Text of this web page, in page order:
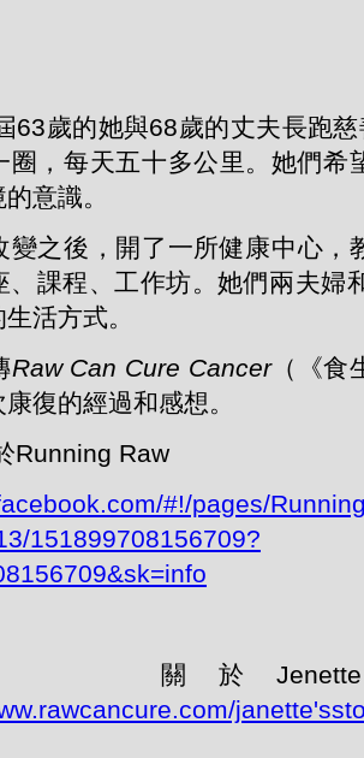
63歲的她與68歲的丈夫長跑
圈，每天五十多公里。她們希
意識。
變之後，開了一所健康中心，
、課程、工作坊。她們兩夫婦
活方式。
Raw Can Cure Cancer（《食
復的經過和感想。
Raw
#!/pages/
151899708156709?
於Jenette